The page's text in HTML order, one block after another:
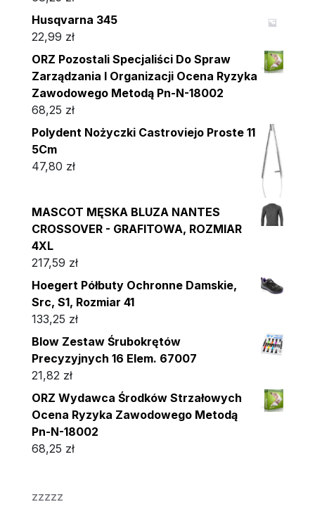
Husqvarna 345
22,99 zł
ORZ Pozostali Specjaliści Do Spraw
Zarządzania I Organizacji Ocena Ryzyka
Zawodowego Metodą Pn-N-18002
68,25 zł
Polydent Nożyczki Castroviejo Proste 11
5Cm
47,80 zł
MASCOT MĘSKA BLUZA NANTES
CROSSOVER - GRAFITOWA, ROZMIAR
4XL
217,59 zł
Hoegert Półbuty Ochronne Damskie,
Src, S1, Rozmiar 41
133,25 zł
Blow Zestaw Śrubokrętów
Precyzyjnych 16 Elem. 67007
21,82 zł
ORZ Wydawca Środków Strzałowych
Ocena Ryzyka Zawodowego Metodą
Pn-N-18002
68,25 zł
zzzzz